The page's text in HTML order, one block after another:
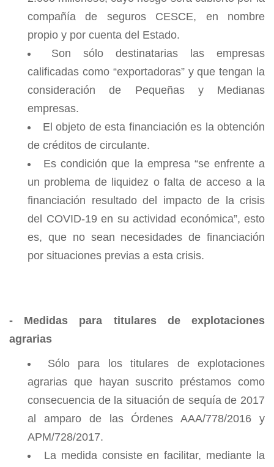
compañía de seguros CESCE, en nombre
propio y por cuenta del Estado.
Son sólo destinatarias las empresas
calificadas como “exportadoras” y que tengan la
consideración de Pequeñas y Medianas
empresas.
El objeto de esta financiación es la obtención
de créditos de circulante.
Es condición que la empresa “se enfrente a
un problema de liquidez o falta de acceso a la
financiación resultado del impacto de la crisis
del COVID-19 en su actividad económica”, esto
es, que no sean necesidades de financiación
por situaciones previas a esta crisis.
- Medidas para titulares de explotaciones
agrarias
Sólo para los titulares de explotaciones
agrarias que hayan suscrito préstamos como
consecuencia de la situación de sequía de 2017
al amparo de las Órdenes AAA/778/2016 y
APM/728/2017.
La medida consiste en facilitar, mediante la